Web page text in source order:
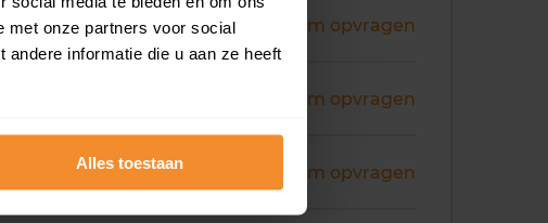
met onze partners voor social
informatie die u aan ze heeft
Alles toestaan
29 juni 2026 Koopsom opvragen
Koopsom opvragen
05 juni 2026 Koopsom opvragen